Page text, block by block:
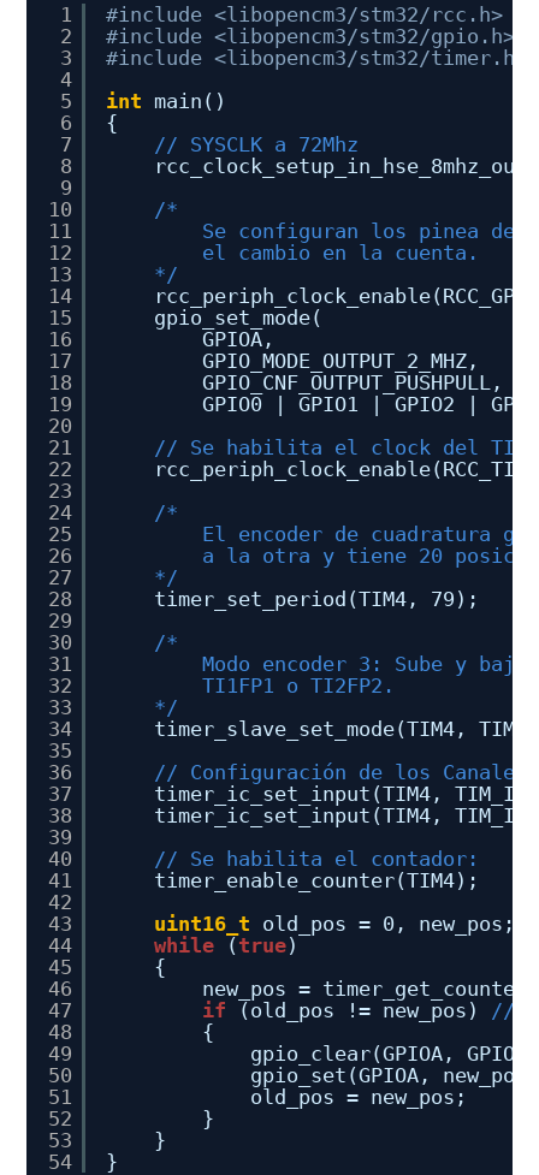
1
2
3
4
5
6
7
8
9
10
11
12
13
14
15
16
17
18
19
20
21
22
23
24
25
26
27
28
29
30
31
32
33
34
35
36
37
38
39
40
41
42
43
44
45
46
47
48
49
50
51
52
53
54
#include <libopencm3/stm32/rcc.h>
#include <libopencm3/stm32/gpio.h>
#include <libopencm3/stm32/timer.h>
int main()
{
// SYSCLK a 72Mhz
/*
Se configuran los pinea del
el cambio en la cuenta.
*/
gpio_set_mode(
GPIOA,
GPIO_MODE_OUTPUT_2_MHZ,
GPIO_CNF_OUTPUT_PUSHPULL,
GPIO0 | GPIO1 | GPIO2 |
// Se habilita el clock del
/*
El encoder de cuadratura
a la otra y tiene 20
*/
timer_set_period(TIM4, 79);
/*
Modo encoder 3: Sube y
TI1FP1 o TI2FP2.
*/
timer_slave_set_mode(TIM4,
// Configuración de los
timer_ic_set_input(TIM4,
timer_ic_set_input(TIM4,
// Se habilita el contador:
timer_enable_counter(TIM4);
uint16_t old_pos = 0, new_pos;
while
( true)
{
new_pos =
if
(old_pos != new_pos) //
{
gpio_clear(GPIOA,
gpio_set(GPIOA,
old_pos = new_pos;
}
}
}